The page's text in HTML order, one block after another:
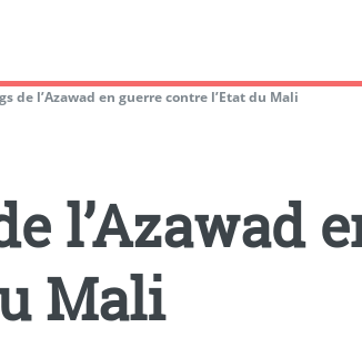
de l’Azawad en guerre contre l’Etat du Mali
l’Azawad
Mali